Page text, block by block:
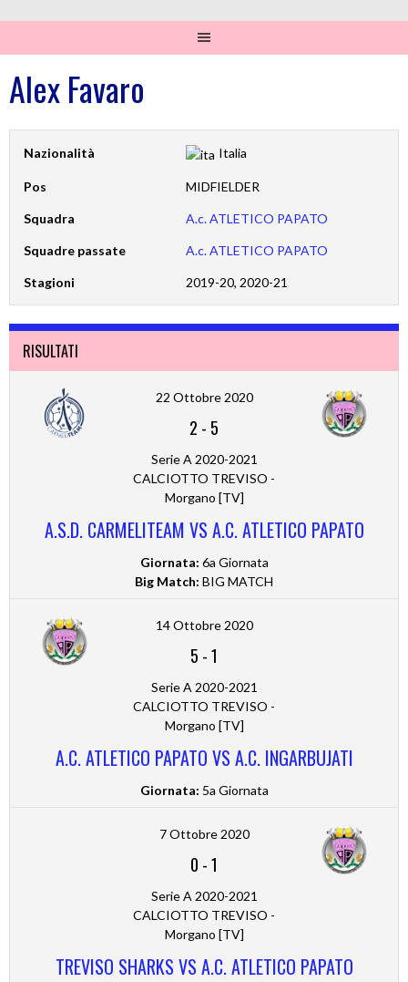
Alex Favaro
Nazionalità Italia
Pos MIDFIELDER
Squadra A.c. ATLETICO PAPATO
Squadre passate A.c. ATLETICO PAPATO
Stagioni 2019-20, 2020-21
RISULTATI
22 Ottobre 2020
2 - 5
Serie A 2020-2021
CALCIOTTO TREVISO -
Morgano [TV]
A.S.D. CARMELITEAM VS A.C. ATLETICO PAPATO
Giornata: 6a Giornata
Big Match: BIG MATCH
14 Ottobre 2020
5 -1
Serie A 2020-2021
CALCIOTTO TREVISO -
Morgano [TV]
A.C. ATLETICO PAPATO VS A.C. INGARBUJATI
Giornata: 5a Giornata
7 Ottobre 2020
0 -1
Serie A 2020-2021
CALCIOTTO TREVISO -
Morgano [TV]
TREVISO SHARKS VS A.C. ATLETICO PAPATO